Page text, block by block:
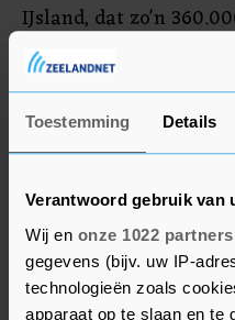
Toestemming Details
Verantwoord gebruik van
Wij en onze 1022 partners
gegevens (bijv. uw IP-
technologieën zoals
apparaat op te slaan en te
IJsland, dat zo'n
beschouwd als een van
landen als het om
eilandstaat staat al
lijst van het World
Volgens het nationale
IJsland krijgen
toch minstens 20
mannen.